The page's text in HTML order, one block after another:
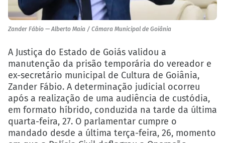
Zander Fábio — Alberto Maia / Câmara Municipal de Goiânia
A Justiça do Estado de Goiás validou a
manutenção da prisão temporária do vereador e
ex-secretário municipal de Cultura de Goiânia,
Zander Fábio. A determinação judicial ocorreu
após a realização de uma audiência de custódia,
em formato híbrido, conduzida na tarde da última
quarta-feira, 27. O parlamentar cumpre o
mandado desde a última terça-feira, 26, momento